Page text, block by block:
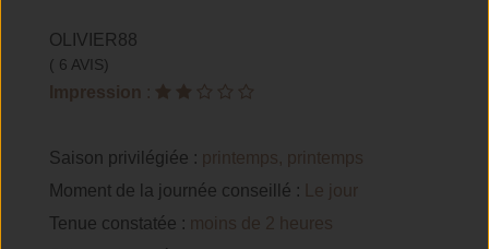
OLIVIER88
( 6 AVIS)
Impression :
Saison privilégiée : printemps, printemps
Moment de la journée conseillé :
Le jour
Tenue constatée :
moins de 2 heures